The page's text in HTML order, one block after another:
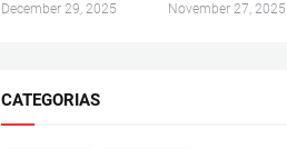
December 29, 2025 November 27, 2025
CATEGORIAS